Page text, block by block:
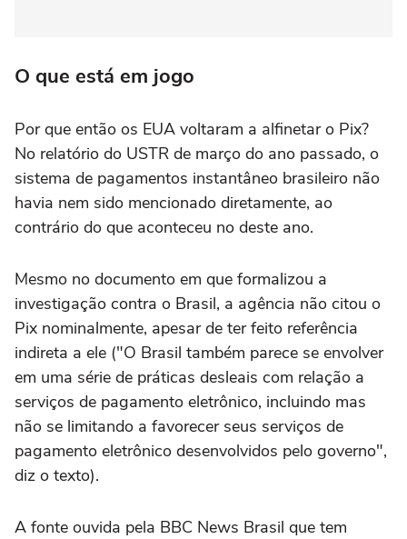
O que está em jogo
Por que então os EUA voltaram a alfinetar o Pix?
No relatório do USTR de março do ano passado, o
sistema de pagamentos instantâneo brasileiro não
havia nem sido mencionado diretamente, ao
contrário do que aconteceu no deste ano.
Mesmo no documento em que formalizou a
investigação contra o Brasil, a agência não citou o
Pix nominalmente, apesar de ter feito referência
indireta a ele ("O Brasil também parece se envolver
em uma série de práticas desleais com relação a
serviços de pagamento eletrônico, incluindo mas
não se limitando a favorecer seus serviços de
pagamento eletrônico desenvolvidos pelo governo",
diz o texto).
A fonte ouvida pela BBC News Brasil que tem